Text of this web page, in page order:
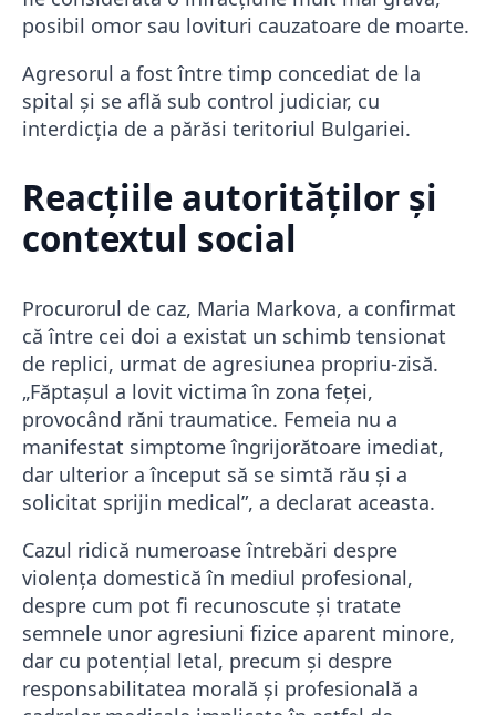
posibil omor sau lovituri cauzatoare de moarte.
Agresorul a fost între timp concediat de la
spital și se află sub control judiciar, cu
interdicția de a părăsi teritoriul Bulgariei.
Reacțiile autorităților și
contextul social
Procurorul de caz, Maria Markova, a confirmat
că între cei doi a existat un schimb tensionat
de replici, urmat de agresiunea propriu-zisă.
„Făptașul a lovit victima în zona feței,
provocând răni traumatice. Femeia nu a
manifestat simptome îngrijorătoare imediat,
dar ulterior a început să se simtă rău și a
solicitat sprijin medical”, a declarat aceasta.
Cazul ridică numeroase întrebări despre
violența domestică în mediul profesional,
despre cum pot fi recunoscute și tratate
semnele unor agresiuni fizice aparent minore,
dar cu potențial letal, precum și despre
responsabilitatea morală și profesională a